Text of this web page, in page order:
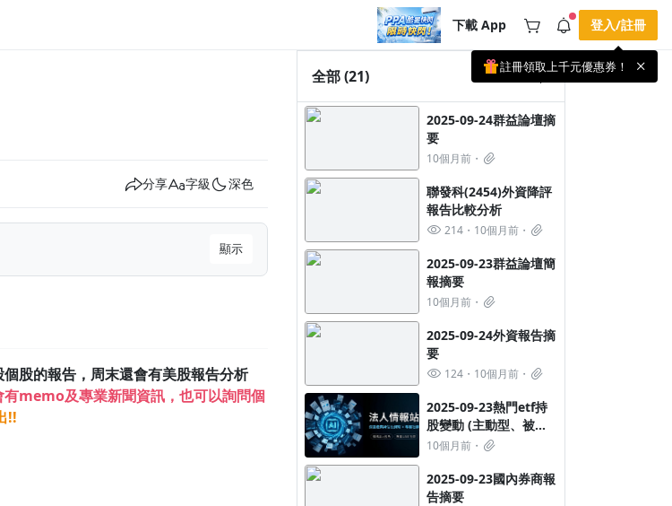
下載 App
下載 APP 領取獎勵，隨時吸收新知識
🌞 PPA 避暑津貼．冷氣房升級｜
期間快閃活動
🥵 酷暑限時快閃｜單筆滿 NT$2,500 現
折 NT$300、再贈最高 2% 點數回饋！
🚀 酷暑來襲．偷偷在冷氣房升級 📈
⭐️ 【冷氣房進修 限時開跑】◾單筆滿
NT$2,500 現折 NT$300◾活動期間：即
日起 - 8/13（只有一週）-📣 酷暑季好康
\ 再加碼 /→ 點數回饋無上限🔥購買任一
課程 or 訂閱✅ 消費即享回饋 1% 點數
✅ 滿 $5,000 回饋 2% 點數🎁 此為 PPA
官方帳號 Line@ 專屬活動，加入好友👉
享有「渠道專屬活動」及「個人化推
查看全部
登入/註冊
註冊領取上千元優惠券！
分享 字級 深色
顯示
股的報告，周末還會有美股報告分析
memo及專業新聞資訊，也可以詢問個
!!
全部(21)
2025-09-24群益論壇摘
要
10個月前
聯發科(2454)外資降評
報告比較分析
214 10個月前
2025-09-23群益論壇簡
報摘要
10個月前
2025-09-24外資報告摘
要
124 10個月前
2025-09-23熱門etf持
股變動 (主動型、被動
型ETF都有喔)
10個月前
2025-09-23國內券商報
告摘要